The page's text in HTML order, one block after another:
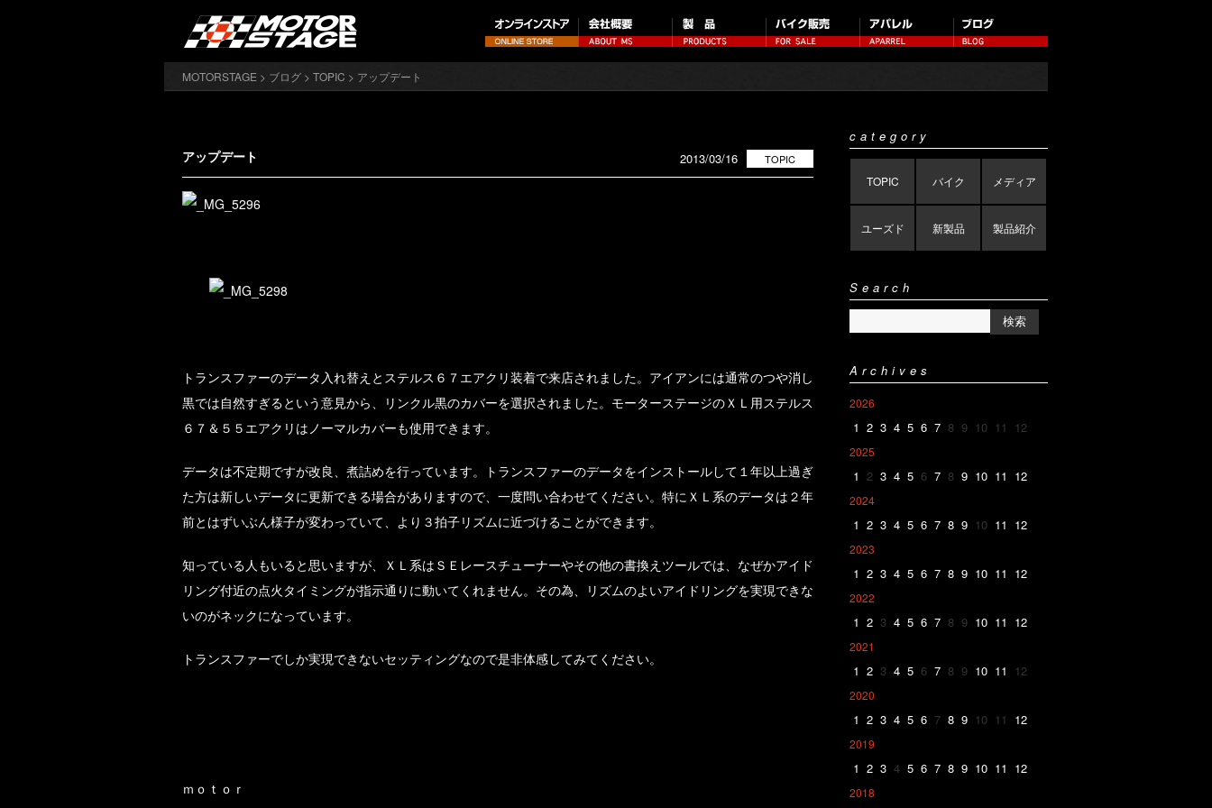
MOTORSTAGE > ブログ > TOPIC > アップデート
アップデート TOPIC
2013/03/16
トランスファーのデータ入れ替えとステルス６７エアクリ装着で来店されました。アイアンには通常のつや消し
黒では自然すぎるという意見から、リンクル黒のカバーを選択されました。モーターステージのＸＬ用ステルス
６７＆５５エアクリはノーマルカバーも使用できます。
データは不定期ですが改良、煮詰めを行っています。トランスファーのデータをインストールして１年以上過ぎ
た方は新しいデータに更新できる場合がありますので、一度問い合わせてください。特にＸＬ系のデータは２年
前とはずいぶん様子が変わっていて、より３拍子リズムに近づけることができます。
知っている人もいると思いますが、ＸＬ系はＳＥレースチューナーやその他の書換えツールでは、なぜかアイド
リング付近の点火タイミングが指示通りに動いてくれません。その為、リズムのよいアイドリングを実現できな
いのがネックになっています。
トランスファーでしか実現できないセッティングなので是非体感してみてください。
ｍｏｔｏｒ
category
TOPIC バイク メディア
ユーズド 新製品 製品紹介
Search
Archives
2026
1 2 3 4 5 6 7 8 9 10 11 12
2025
1 2 3 4 5 6 7 8 9 10 11 12
2024
1 2 3 4 5 6 7 8 9 10 11 12
2023
1 2 3 4 5 6 7 8 9 10 11 12
2022
1 2 3 4 5 6 7 8 9 10 11 12
2021
1 2 3 4 5 6 7 8 9 10 11 12
2020
1 2 3 4 5 6 7 8 9 10 11 12
2019
1 2 3 4 5 6 7 8 9 10 11 12
2018